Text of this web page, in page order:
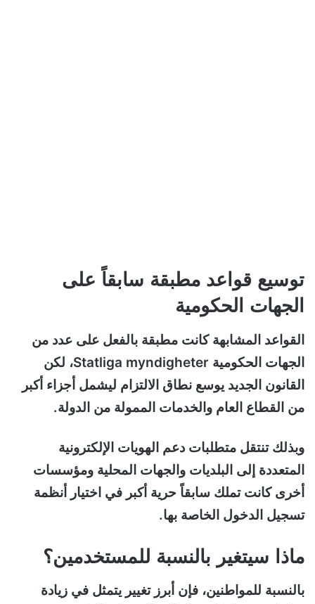
توسيع قواعد مطبقة سابقاً على
الجهات الحكومية
القواعد المشابهة كانت مطبقة بالفعل على عدد من
الجهات الحكومية Statliga myndigheter، لكن
القانون الجديد يوسع نطاق الالتزام ليشمل أجزاء أكبر
من القطاع العام والخدمات الممولة من الدولة.
وبذلك تنتقل متطلبات دعم الهويات الإلكترونية
المتعددة إلى البلديات والجهات المحلية ومؤسسات
أخرى كانت تملك سابقاً حرية أكبر في اختيار أنظمة
تسجيل الدخول الخاصة بها.
ماذا سيتغير بالنسبة للمستخدمين؟
بالنسبة للمواطنين، فإن أبرز تغيير يتمثل في زيادة